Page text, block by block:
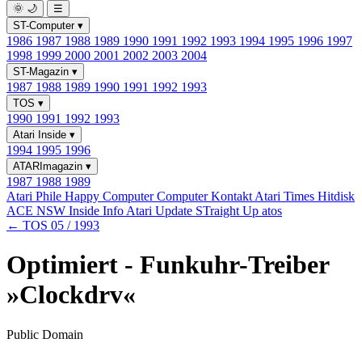
🌞 🌙
☰
ST-Computer ▾
1986 1987 1988 1989 1990 1991 1992 1993 1994 1995 1996 1997
1998 1999 2000 2001 2002 2003 2004
ST-Magazin ▾
1987 1988 1989 1990 1991 1992 1993
TOS ▾
1990 1991 1992 1993
Atari Inside ▾
1994 1995 1996
ATARImagazin ▾
1987 1988 1989
Atari Phile Happy ComputerComputer Kontakt Atari Times Hitdisk
ACE NSW Inside Info Atari Update STraight Up atos
← TOS 05 / 1993
Optimiert - Funkuhr-Treiber
»Clockdrv«
Public Domain